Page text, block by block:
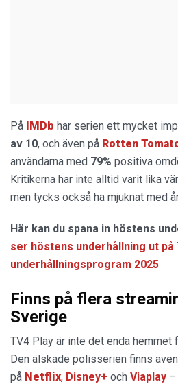
På IMDb har serien ett mycket
av 10, och även på Rotten
användarna med 79% positiva
Kritikerna har inte alltid varit lika
men tycks också ha mjuknat med
Här kan du spana in höstens
ser höstens underhållning ut på
underhållningsprogram 2025
Finns på flera
Sverige
TV4 Play är inte det enda hemmet
Den älskade polisserien finns
på Netflix, Disney+ och Viaplay –